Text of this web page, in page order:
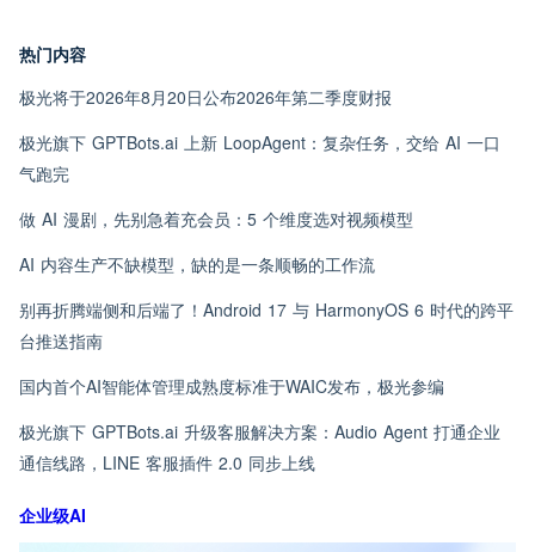
热门内容
极光将于2026年8月20日公布2026年第二季度财报
极光旗下 GPTBots.ai 上新 LoopAgent：复杂任务，交给 AI 一口
气跑完
做 AI 漫剧，先别急着充会员：5 个维度选对视频模型
AI 内容生产不缺模型，缺的是一条顺畅的工作流
别再折腾端侧和后端了！Android 17 与 HarmonyOS 6 时代的跨平
台推送指南
国内首个AI智能体管理成熟度标准于WAIC发布，极光参编
极光旗下 GPTBots.ai 升级客服解决方案：Audio Agent 打通企业
通信线路，LINE 客服插件 2.0 同步上线
企业级AI